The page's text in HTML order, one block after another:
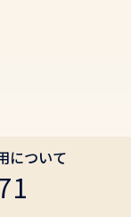
について